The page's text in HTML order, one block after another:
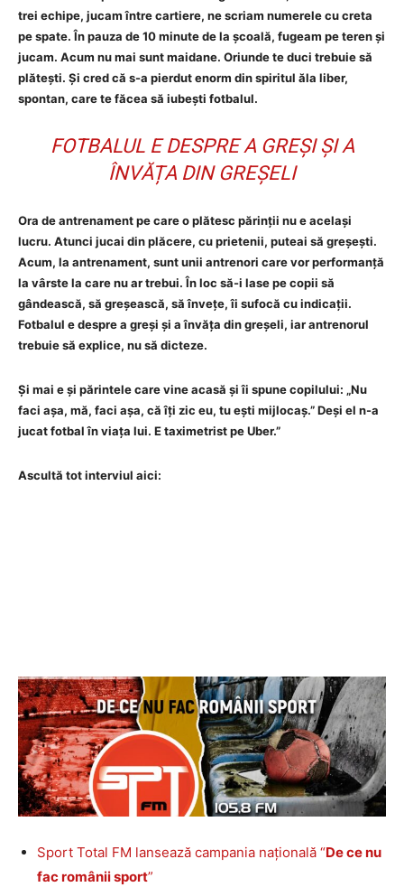
trei echipe, jucam între cartiere, ne scriam numerele cu creta
pe spate. În pauza de 10 minute de la școală, fugeam pe teren și
jucam. Acum nu mai sunt maidane. Oriunde te duci trebuie să
plătești. Și cred că s-a pierdut enorm din spiritul ăla liber,
spontan, care te făcea să iubești fotbalul.
FOTBALUL E DESPRE A GREȘI ȘI A
ÎNVĂȚA DIN GREȘELI
Ora de antrenament pe care o plătesc părinții nu e același
lucru. Atunci jucai din plăcere, cu prietenii, puteai să greșești.
Acum, la antrenament, sunt unii antrenori care vor performanță
la vârste la care nu ar trebui. În loc să-i lase pe copii să
gândească, să greșească, să învețe, îi sufocă cu indicații.
Fotbalul e despre a greși și a învăța din greșeli, iar antrenorul
trebuie să explice, nu să dicteze.
Și mai e și părintele care vine acasă și îi spune copilului: „Nu
faci așa, mă, faci așa, că îți zic eu, tu ești mijlocaș.” Deși el n-a
jucat fotbal în viața lui. E taximetrist pe Uber.”
Ascultă tot interviul aici:
Sport Total FM lansează campania națională “De ce nu
fac românii sport”